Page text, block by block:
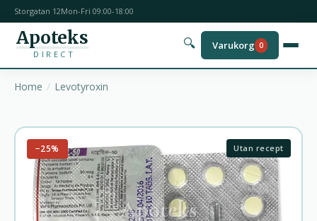
Storgatan 12Mon-Fri 09:00-18:00
Apoteks
DIRECT
🔍 Varukorg 0
Home Levotyroxin
−25% Utan recept